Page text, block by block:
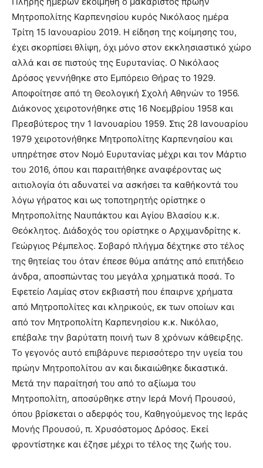
Μητροπολίτης Καρπενησίου κυρός Νικόλαος ημέρα
Τρίτη 15 Ιανουαρίου 2019. Η είδηση της κοίμησης του,
έχει σκορπίσει θλίψη, όχι μόνο στον εκκλησιαστικό χώρο
αλλά και σε πιστούς της Ευρυτανίας. Ο Νικόλαος
Δρόσος γεννήθηκε στο Εμπόρειο Θήρας το 1929.
Αποφοίτησε από τη Θεολογική Σχολή Αθηνών το 1956.
Διάκονος χειροτονήθηκε στις 16 Νοεμβρίου 1958 και
Πρεσβύτερος την 1 Ιανουαρίου 1959. Στις 28 Ιανουαρίου
1979 χειροτονήθηκε Μητροπολίτης Καρπενησίου και
υπηρέτησε στον Νομό Ευρυτανίας μέχρι και τον Μάρτιο
του 2016, όπου και παραιτήθηκε αναφέροντας ως
αιτιολογία ότι αδυνατεί να ασκήσει τα καθήκοντά του
λόγω γήρατος και ως τοποτηρητής ορίστηκε ο
Μητροπολίτης Ναυπάκτου και Αγίου Βλασίου κ.κ.
Θεόκλητος. Διάδοχός του ορίστηκε ο Αρχιμανδρίτης κ.
Γεώργιος Ρέμπελος. Σοβαρό πλήγμα δέχτηκε στο τέλος
της θητείας του όταν έπεσε θύμα απάτης από επιτήδειο
άνδρα, αποσπώντας του μεγάλα χρηματικά ποσά. Το
Εφετείο Λαμίας στον εκβιαστή που έπαιρνε χρήματα
από Μητροπολίτες και κληρικούς, εκ των οποίων και
από τον Μητροπολίτη Καρπενησίου κ.κ. Νικόλαο,
επέβαλε την βαρύτατη ποινή των 8 χρόνων κάθειρξης.
Το γεγονός αυτό επιβάρυνε περισσότερο την υγεία του
πρώην Μητροπολίτου αν και δικαιώθηκε δικαστικά.
Μετά την παραίτησή του από το αξίωμα του
Μητροπολίτη, αποσύρθηκε στην Ιερά Μονή Προυσού,
όπου βρίσκεται ο αδερφός του, Καθηγούμενος της Ιεράς
Μονής Προυσού, π. Χρυσόστομος Δρόσος. Εκεί
φροντίστηκε και έζησε μέχρι το τέλος της ζωής του.